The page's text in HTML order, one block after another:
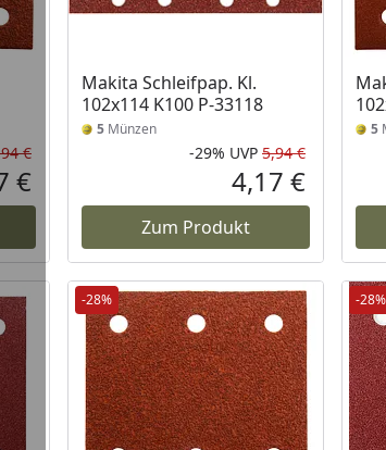
Rabatt in Prozent
Ursprünglicher Preis
€
Aktueller Preis
€
Makita Schleifpap. Kl.
102x114 K100 P-33118
5 Münzen
Rabatt in
-29% UVP 5,94 €
Aktueller
4,17 €
Zum Produkt
5
-28% -28%